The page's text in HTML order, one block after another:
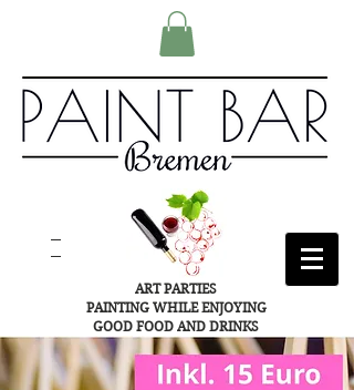
ART PARTIES
PAINTING WHILE ENJOYING
GOOD FOOD AND DRINKS